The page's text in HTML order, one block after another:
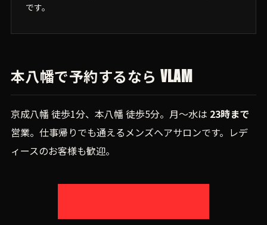
です。
本八幡で予約するなら VLAM
京成八幡 徒歩1分、本八幡 徒歩5分。月〜水は 23時まで
営業。仕事帰りでも通えるメンズヘアサロンです。レデ
ィースのお客様も歓迎。